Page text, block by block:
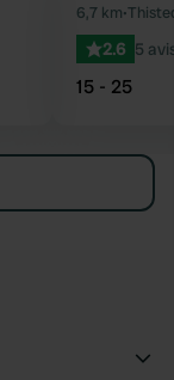
Préféré6,7 km•
2.6 5
15 - 25